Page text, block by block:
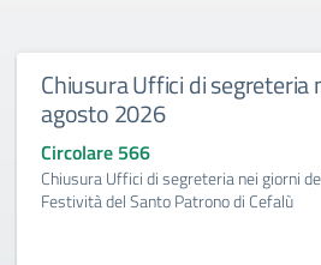
Chiusura Uffici di segreteria
agosto 2026
Circolare 566
Chiusura Uffici di segreteria nei giorni
Festività del Santo Patrono di Cefalù